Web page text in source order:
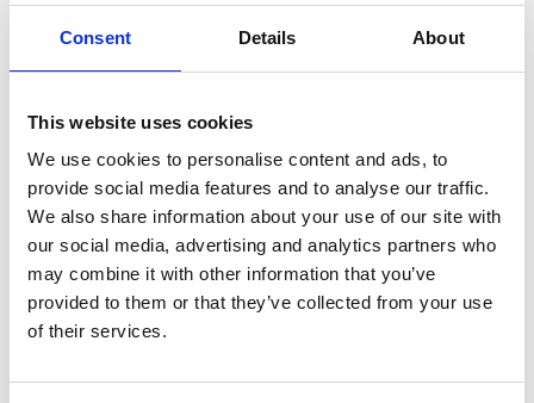
Consent Details About
This website uses cookies
We use cookies to personalise content and ads, to
provide social media features and to analyse our traffic.
We also share information about your use of our site with
our social media, advertising and analytics partners who
may combine it with other information that you’ve
provided to them or that they’ve collected from your use
of their services.
25,50 46
FLAGMORE
Fasadhållare för
FLAGMORE
2 475SEK